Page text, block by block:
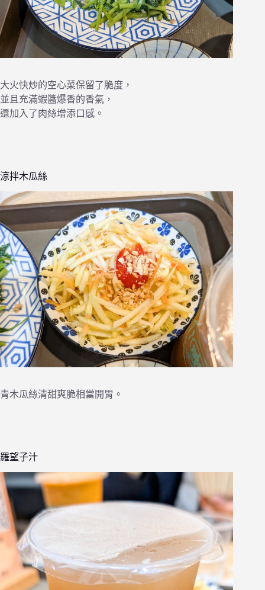
大火快炒的空心菜保留了脆度，
並且充滿蝦醬爆香的香氣，
還加入了肉絲增添口感。
涼拌木瓜絲
青木瓜絲清甜爽脆相當開胃。
羅望子汁